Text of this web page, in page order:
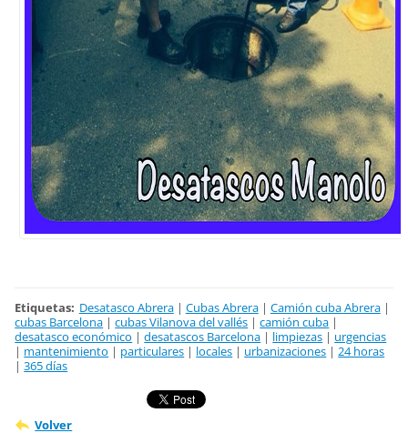
Etiquetas: Desatasco Abrera | Cubas Abrera | Camión cuba Abrera |
cubas Barcelona | cubas Vilanova del vallés | camión cuba |
desatasco económico | desatascos Barcelona | limpiezas | urgencias
| mantenimiento | particulares | locales | urbanizaciones | 24 horas
| 365 días
Volver